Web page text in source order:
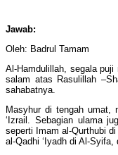
Jawab:
Oleh: Badrul Tamam
Al-Hamdulillah, segala
salam atas Rasulillah
sahabatnya.
Masyhur di tengah umat,
‘Izrail. Sebagian ulama
seperti Imam al-Qurthubi
al-Qadhi ‘Iyadh di Al-Syifa,